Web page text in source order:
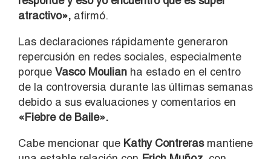
atractivo», afirmó.
Las declaraciones rápidamente generaron
repercusión en redes sociales, especialmente
porque Vasco Moulian ha estado en el centro
de la controversia durante las últimas semanas
debido a sus evaluaciones y comentarios en
«Fiebre de Baile».
Cabe mencionar que Kathy Contrerasmantiene